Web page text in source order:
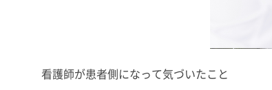
看護師が患者側になって気づいたこと